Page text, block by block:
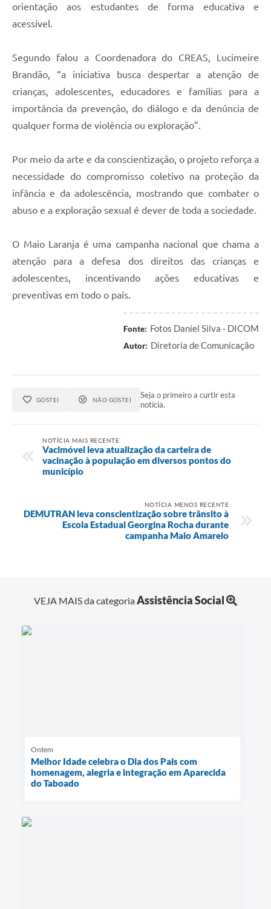
orientação aos estudantes de forma educativa e
acessível.
Segundo falou a Coordenadora do CREAS, Lucimeire
Brandão, “a iniciativa busca despertar a atenção de
crianças, adolescentes, educadores e famílias para a
importância da prevenção, do diálogo e da denúncia de
qualquer forma de violência ou exploração”.
Por meio da arte e da conscientização, o projeto reforça a
necessidade do compromisso coletivo na proteção da
infância e da adolescência, mostrando que combater o
abuso e a exploração sexual é dever de toda a sociedade.
O Maio Laranja é uma campanha nacional que chama a
atenção para a defesa dos direitos das crianças e
adolescentes, incentivando ações educativas e
preventivas em todo o país.
Fonte: Fotos Daniel Silva - DICOM
Autor: Diretoria de Comunicação
GOSTEI NÃO GOSTEI
Seja o primeiro a curtir esta
notícia.
NOTÍCIA MAIS RECENTE
Vacimóvel leva atualização da carteira de
vacinação à população em diversos pontos do
município
NOTÍCIA MENOS RECENTE
DEMUTRAN leva conscientização sobre trânsito à
Escola Estadual Georgina Rocha durante
campanha Maio Amarelo
VEJA MAIS da categoriaAssistência Social
Ontem
Melhor Idade celebra o Dia dos Pais com
homenagem, alegria e integração em Aparecida
do Taboado